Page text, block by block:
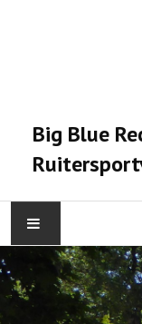
Big Blue
HOME
ACTIVITEITEN